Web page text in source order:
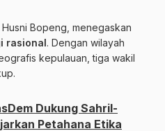
Bopeng, menegaskan
rasional. Dengan wilayah
kepulauan, tiga wakil
Dukung Sahril-
Petahana Etika